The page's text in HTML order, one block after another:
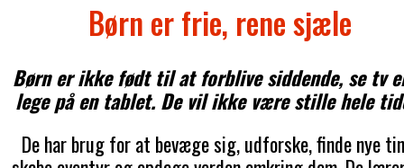
Børn er frie, rene sjæle
Børn er ikke født til at forblive siddende, se tv
lege på en tablet. De vil ikke være stille hele
De har brug for at bevæge sig, udforske, finde nye